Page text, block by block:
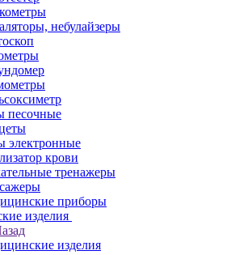
небулайзеры
песочные
электронные
крови
тренажеры
приборы
изделия
изделия